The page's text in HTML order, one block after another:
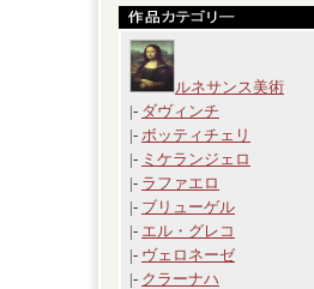
ルネサンス美術
|- ダヴィンチ
|- ボッティチェリ
|- ミケランジェロ
|- ラファエロ
|- ブリューゲル
|- エル・グレコ
|- ヴェロネーゼ
|- クラーナハ